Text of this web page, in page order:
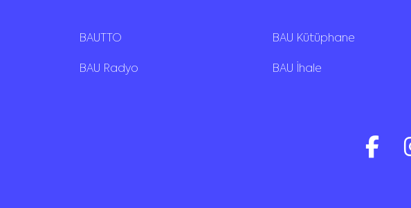
BAUTTO BAU Kütüphane
BAU Radyo BAU İhale